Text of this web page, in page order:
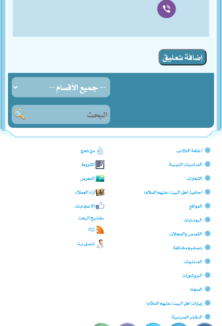
إضافة تعليق
أغلفة الكتب
المناسبات الدينية
الشعارات
أحاديث أهل البيت (عليهم السلام)
المواقع
البوسترات
القصص والمجلات
تصاميم مختلفة
المنتديات
البروشورات
السجّاد
زيارات أهل البيت (عليهم السلام)
الدفاتر المدرسية
من نحن؟
الشروط
المعرض
آراء العملاء
الإعجابات
مفاتيح البحث
RSS
اتصل بنا